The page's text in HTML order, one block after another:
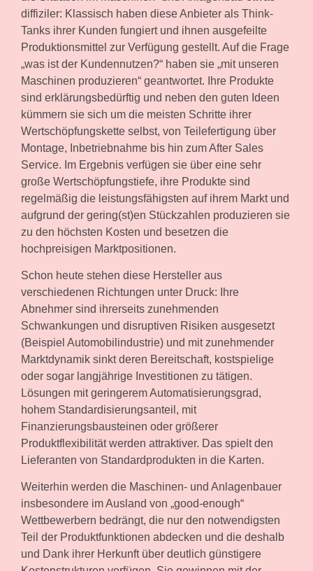
diffiziler: Klassisch haben diese Anbieter als Think-
Tanks ihrer Kunden fungiert und ihnen ausgefeilte
Produktionsmittel zur Verfügung gestellt. Auf die Frage
„was ist der Kundennutzen?“ haben sie „mit unseren
Maschinen produzieren“ geantwortet. Ihre Produkte
sind erklärungsbedürftig und neben den guten Ideen
kümmern sie sich um die meisten Schritte ihrer
Wertschöpfungskette selbst, von Teilefertigung über
Montage, Inbetriebnahme bis hin zum After Sales
Service. Im Ergebnis verfügen sie über eine sehr
große Wertschöpfungstiefe, ihre Produkte sind
regelmäßig die leistungsfähigsten auf ihrem Markt und
aufgrund der gering(st)en Stückzahlen produzieren sie
zu den höchsten Kosten und besetzen die
hochpreisigen Marktpositionen.
Schon heute stehen diese Hersteller aus
verschiedenen Richtungen unter Druck: Ihre
Abnehmer sind ihrerseits zunehmenden
Schwankungen und disruptiven Risiken ausgesetzt
(Beispiel Automobilindustrie) und mit zunehmender
Marktdynamik sinkt deren Bereitschaft, kostspielige
oder sogar langjährige Investitionen zu tätigen.
Lösungen mit geringerem Automatisierungsgrad,
hohem Standardisierungsanteil, mit
Finanzierungsbausteinen oder größerer
Produktflexibilität werden attraktiver. Das spielt den
Lieferanten von Standardprodukten in die Karten.
Weiterhin werden die Maschinen- und Anlagenbauer
insbesondere im Ausland von „good-enough“
Wettbewerbern bedrängt, die nur den notwendigsten
Teil der Produktfunktionen abdecken und die deshalb
und Dank ihrer Herkunft über deutlich günstigere